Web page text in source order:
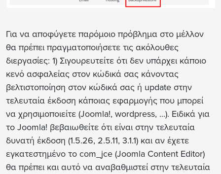
Για να αποφύγετε παρόμοιο πρόβλημα στο μέλλον
θα πρέπει πραγματοποιήσετε τις ακόλουθες
διεργασίες: 1) Σιγουρευτείτε ότι δεν υπάρχει κάποιο
κενό ασφαλείας στον κώδικά σας κάνοντας
βελτιστοποίηση στον κώδικά σας ή update στην
τελευταία έκδοση κάποιας εφαρμογής που μπορεί
να χρησιμοποιείτε (Joomla!, wordpress, ...). Ειδικά για
το Joomla! βεβαιωθείτε ότι είναι στην τελευταία
δυνατή έκδοση (1.5.26, 2.5.11, 3.1.1) και αν έχετε
εγκατεστημένο το com_jce (Joomla Content Editor)
θα πρέπει και αυτό να αναβαθμιστεί στην τελευταία